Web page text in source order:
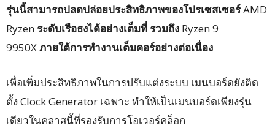
รุ่นนี้สามารถปลดปล่อยประสิทธิภาพของโปรเซสเซอร์AMD
Ryzen ระดับเรือธงได้อย่างเต็มที่ รวมถึง Ryzen 9
9950Xภายใต้การทำงานเต็มคอร์อย่างต่อเนื่อง
เพื่อเพิ่มประสิทธิภาพในการปรับแต่งระบบ เมนบอร์ดยังติด
ตั้ง Clock Generator เฉพาะ ทำให้เป็นเมนบอร์ดเพียงรุ่น
เดียวในคลาสนี้ที่รองรับการโอเวอร์คล็อก